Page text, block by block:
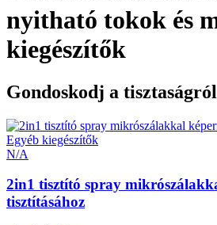
nyitható tokok és
kiegészítők
Gondoskodj a tisztaságról
Egyéb kiegészítők
N/A
2in1 tisztító spray
tisztításához